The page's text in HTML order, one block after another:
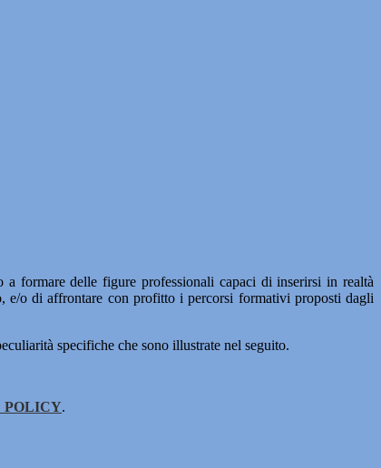
formare delle figure professionali capaci di inserirsi in realtà
e/o di affrontare con profitto i percorsi formativi proposti dagli
specifiche che sono illustrate nel seguito.
POLICY.